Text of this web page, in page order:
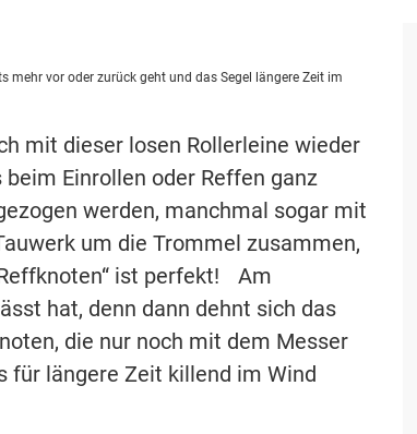
vor oder zurück geht und das Segel längere Zeit im
mit dieser losen Rollerleine wieder
Einrollen oder Reffen ganz
werden, manchmal sogar mit
um die Trommel zusammen,
ist perfekt! Am
hat, denn dann dehnt sich das
die nur noch mit dem Messer
für längere Zeit killend im Wind